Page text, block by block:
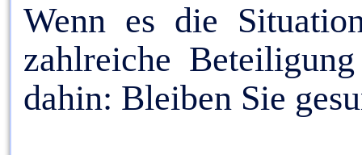
Wenn es die
zahlreiche
dahin: Bleiben Sie